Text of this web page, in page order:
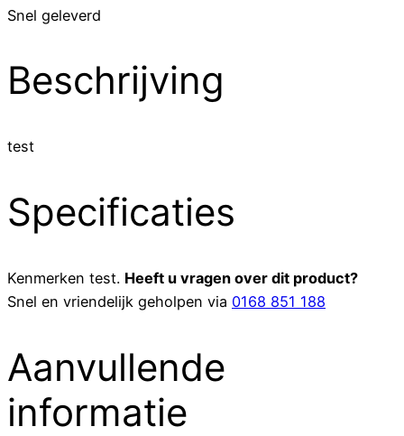
Snel geleverd
Beschrijving
test
Specificaties
Kenmerken test. Heeft u vragen over dit product?
Snel en vriendelijk geholpen via 0168 851 188
Aanvullende
informatie